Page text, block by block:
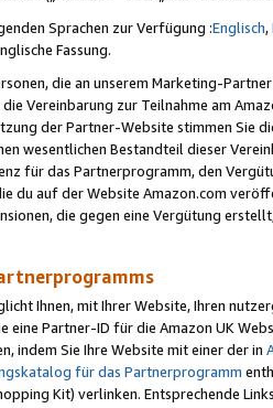
Sprachen zur Verfügung :Englisch,
Fassung.
die an unserem Marketing-
die Vereinbarung zur Teilnahme am
der Partner-Website stimmen Sie
wesentlichen Bestandteil dieser
für das Partnerprogramm, den
du auf der Website Amazon.com
die gegen eine Vergütung
Ihnen, mit Ihrer Website, Ihren
eine Partner-ID für die Amazon UK
indem Sie Ihre Website mit einer der in
für das Partnerprogramm
Kit) verlinken. Entsprechende